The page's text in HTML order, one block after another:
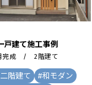
建て施工事例
完成 / 2階建て
二階建て #和モダン